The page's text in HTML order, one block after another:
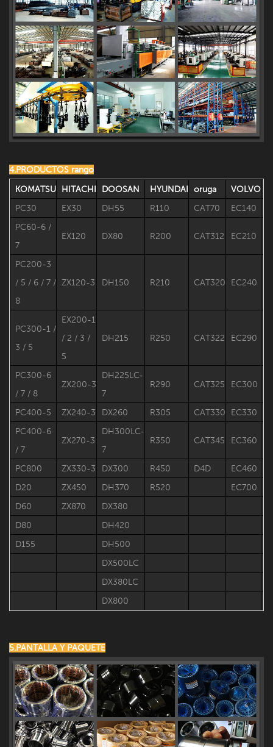
4.PRODUCTOS rango
KOMATSU
HITACHI DOOSAN HYUNDAI oruga VOLVO
PC30
EX30 DH55 R110 CAT70 EC140
PC60-6 /
7
EX120 DX80 R200 CAT312 EC210
PC200-3
/ 5 / 6 / 7 /
8
ZX120-3 DH150 R210 CAT320 EC240
PC300-1 /
3 / 5
EX200-1
/ 2 / 3 /
5
DH215 R250 CAT322 EC290
PC300-6
/ 7 / 8
ZX200-3
DH225LC-
7
R290 CAT325 EC300
PC400-5 ZX240-3 DX260 R305 CAT330
EC330
PC400-6
/ 7
ZX270-3
DH300LC-
7
R350 CAT345 EC360
PC800 ZX330-3 DX300 R450 D4D
EC460
D20
ZX450 DH370 R520
EC700
D60
ZX870
DX380
D80
DH420
D155
DH500
DX500LC
DX380LC
DX800
5.PANTALLA Y PAQUETE